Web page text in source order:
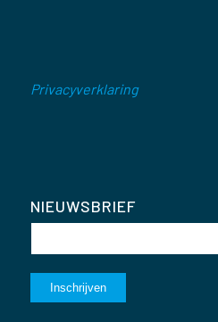
Privacyverklaring
NIEUWSBRIEF